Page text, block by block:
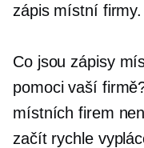
zápis místní firmy.
Co jsou zápisy
pomoci vaší
místních firem
začít rychle